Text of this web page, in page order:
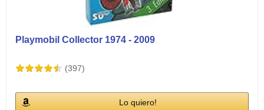
Playmobil Collector 1974 - 2009
(397)
Lo quiero!